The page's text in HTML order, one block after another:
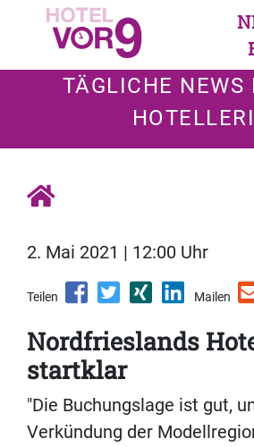
TÄGLICHE NEWS
2. Mai 2021 | 12:00 Uhr
Teilen Mailen
Nordfrieslands
startklar
"Die Buchungslage ist gut,
Verkündung der